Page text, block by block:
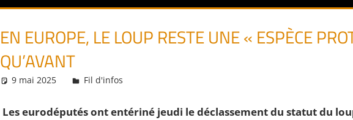
EN EUROPE, LE LOUP RESTE UNE « ESPÈCE
QU’AVANT
9 mai 2025 Daniel
Fil d'infos
Les eurodéputés ont entériné jeudi le déclassement du statut du